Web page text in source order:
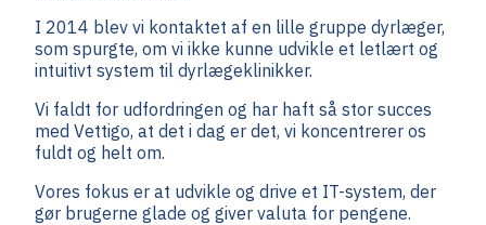
I 2014 blev vi kontaktet af en lille gruppe dyrlæger,
som spurgte, om vi ikke kunne udvikle et letlært og
intuitivt system til dyrlægeklinikker.
Vi faldt for udfordringen og har haft så stor succes
med Vettigo, at det i dag er det, vi koncentrerer os
fuldt og helt om.
Vores fokus er at udvikle og drive et IT-system, der
gør brugerne glade og giver valuta for pengene.